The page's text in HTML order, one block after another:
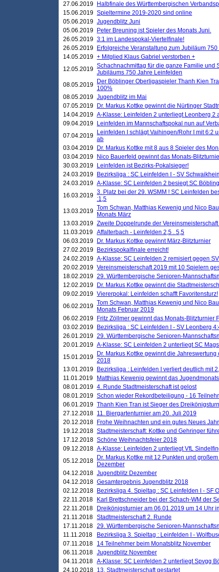
27.06.2019
Halbfinale des Württembergischen
15.06.2019 Spieltermine 2019-2020 sind online
05.06.2019 Jugendblitz Juni
05.06.2019
Peter Breuning ist Spieler des Monats Juni.
26.05.2019 3:1 im Landespokal-Viertelfinale!
26.05.2019
Erfolgreiche Veranstaltung zum Jubiläum
14.05.2019 + Mitglied Klaus Gabriel verstorben +
12.05.2019 Schachnachmittag für die ganze Familie und
Jubiläums 750 Jahre Leinfelden
08.05.2019
Der Böblinger Oberligaspieler Thanh Kien
100%
08.05.2019 Jugendblitz im Mai
07.05.2019
Dr. Markus Kottke gewinnt die Nürtinger
14.04.2019 A-Klasse: Leinfelden 2 unterliegt Leonberg 2
09.04.2019
Leinfelden im Mannschaftspokal nun auf
07.04.2019
Leinfelden I schlägt Vaihingen/Rohr I mit 6:2
ab
03.04.2019
Dr. Markus Kottke mit 8 aus 8 Spieler des
03.04.2019
Nico Bauerfeld gewinnt das Monats-
30.03.2019
Leinfelden ist Bezirks-Pokalsieger!
24.03.2019
Bezirksliga : SC Leinfelden I - SV
24.03.2019 A-Klasse: SC Leinfelden 2 besiegt SC
16.03.2019 3. Platz bei der 29. WSMM ! SC Leinfelden
:1,5
13.03.2019 Tom Schwan, Matthias Kewenig und Nico
Monats März
13.03.2019 Zweite Doppelrunde der
11.03.2019 Affalterbach - Leinfelden 2,5 . 5,5
06.03.2019
Dr. Markus Kottke gewinnt März-Blitzturnier
27.02.2019
Bezirkspokalfinale erreicht!
24.02.2019 A-Klasse: SC Leinfelden 2 remisiert gegen
20.02.2019 Vereinsmeisterschaft 2019 mit 10 Spielern
18.02.2019 29. Württembergische Senioren-
12.02.2019
Dr. Markus Kottke gewinnt die
09.02.2019 Viererpokal: Leinfelden schafft Favoritensturz!
06.02.2019 Tom Schwan, Matthias Kewenig und Nico
Monats Februar 2019
06.02.2019
Fritz Zöllmer gewinnt das Monats-Blitzturnier
03.02.2019
Bezirksliga : SC Leinfelden I - SV Leonberg
26.01.2019 29. Württembergische Senioren-
20.01.2019 A-Klasse: SC Leinfelden 2 unterliegt SC
15.01.2019
Dr. Markus Kottke gewinnt die
2018
13.01.2019
Bezirksliga : Leinfelden I verliert deutlich mit
11.01.2019
Matthias Kewenig gewinnt das
08.01.2019 4. Runde Stadtmeisterschaft ist gelost
08.01.2019 Schon wieder Rekordbeteiligung - 16
06.01.2019 Thanh Kien Tran ist Sieger des
27.12.2018 11. Biergartenturnier am 20. Juli 2019
20.12.2018
Frohe Weihnachten und ein gutes Neues
19.12.2018 Stadtmeisterschaft: Kottke und Gehringer
17.12.2018 Schöne Weihnachtsfeier 2018
09.12.2018 A-Klasse: Leinfelden 2 unterliegt VfL
05.12.2018
Dr. Markus Kottke mit 12 Punkten und
Dezember
04.12.2018 Jugendblitz Dezember
04.12.2018 Gesamtergebnis Jugendblitz 2018
02.12.2018
Bezirksliga 4. Spieltag : SC Leinfelden I - SF
22.11.2018
Karl Brettschneider bei der Schach-WM der
22.11.2018
Dreikönigsturnier am 06.01.2019 um 14 Uhr
21.11.2018 Stadtmeisterschaft 2. Runde
17.11.2018 29. Württembergische Senioren-
11.11.2018
Bezirksliga 3. Spieltag : Leinfelden I -
07.11.2018
14 Teilnehmer beim Monatsblitz November
06.11.2018 Jugendblitz November
04.11.2018 A-Klasse: SC Leinfelden 2 unterliegt Spvgg
24.10.2018 13. Stadtmeisterschaft gestartet